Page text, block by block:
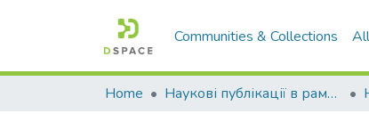
Communities & Collections
Home Наукові публікації в рамках виконання держбюджетних науково-дослідних робіт